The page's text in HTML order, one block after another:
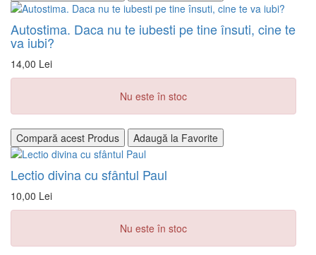
Autostima. Daca nu te iubesti pe tine însuti, cine te
va iubi?
14,00 Lei
Nu este în stoc
Compară acest Produs Adaugă la Favorite
Lectio divina cu sfântul Paul
10,00 Lei
Nu este în stoc